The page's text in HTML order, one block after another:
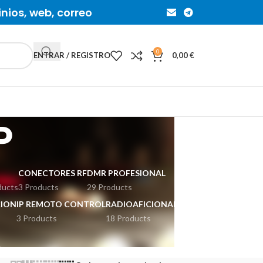
web, correo
ENTRAR / REGISTRO 0 0,00€
CONECTORES RF
3 Products
DMR PROFESIONAL
29 Products
IP REMOTO CONTROL
3 Products
RADIOAFICIONADOS
18 Products